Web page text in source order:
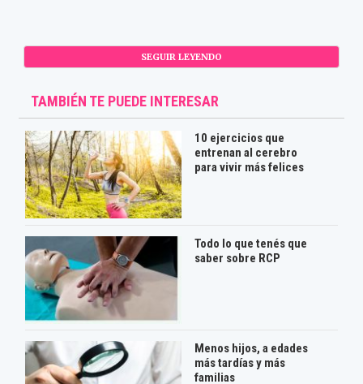
SEGUIR LEYENDO
TAMBIÉN TE PUEDE INTERESAR
10 ejercicios que
entrenan al cerebro
para vivir más felices
Todo lo que tenés que
saber sobre RCP
Menos hijos, a edades
más tardías y más
familias